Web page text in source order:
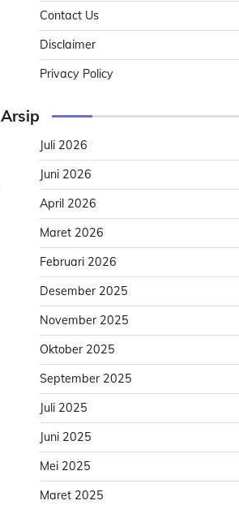
Contact Us
Disclaimer
Privacy Policy
Arsip
Juli 2026
Juni 2026
April 2026
Maret 2026
Februari 2026
Desember 2025
November 2025
Oktober 2025
September 2025
Juli 2025
Juni 2025
Mei 2025
Maret 2025